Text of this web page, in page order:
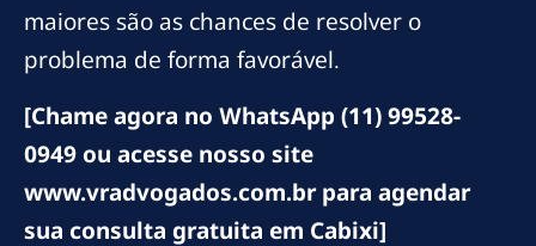
maiores são as chances de resolver o
problema de forma favorável.
[Chame agora no WhatsApp (11) 99528-
0949 ou acesse nosso site
www.vradvogados.com.br para agendar
sua consulta gratuita em Cabixi]